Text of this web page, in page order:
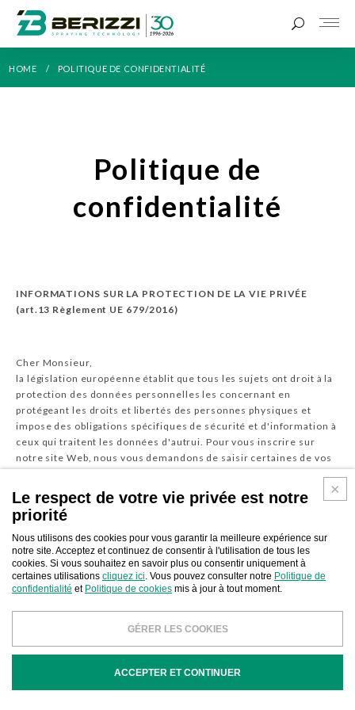
HOME POLITIQUE DE CONFIDENTIALITÉ
Politique de
confidentialité
INFORMATIONS SUR LA PROTECTION DE LA VIE PRIVÉE
(art.13 Règlement UE 679/2016)
Cher Monsieur,
la législation européenne établit que tous les sujets ont droit à la
protection des données personnelles les concernant en
protégeant les droits et libertés des personnes physiques et
impose des obligations spécifiques de sécurité et d'information à
ceux qui traitent les données d'autrui. Pour vous inscrire sur
notre site Web, nous vous demandons de saisir certaines de vos
dans les informations
ci-dessous.
1. Définitions
"Traitement des données": toute opération ou ensemble
d'opérations effectuées avec ou sans l'aide de processus
ensembles de données personnelles dont le but est la collecte,
adaptation / modification, extraction, consultation, utilisation,
communication par transmission, diffusion ou toute autre forme
Le respect de votre vie privée est notre
priorité
Nous utilisons des cookies pour vous garantir la meilleure expérience sur
notre site. Acceptez et continuez de consentir à l'utilisation de tous les
cookies. Si vous souhaitez en savoir plus ou consentir uniquement à
certaines utilisations cliquez ici. Vous pouvez consulter notre Politique de
confidentialité et Politique de cookies mis à jour à tout moment.
GÉRER LES COOKIES
ACCEPTER ET CONTINUER